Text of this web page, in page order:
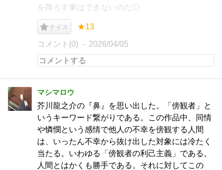
を降ろす事はできないのだ◎
ナイス ★13
コメント(0) 2026/04/05
マシマロウ
芥川龍之介の『鼻』を思い出した。「傍観者」と
いうキーワード繋がりである。この作品中、同情
や憐憫という感情で他人の不幸を傍観する人間
は、いったん不幸から抜け出した対象には冷たく
当たる。いわゆる「傍観者の利己主義」である。
人間とはかくも勝手である。それに対してこの